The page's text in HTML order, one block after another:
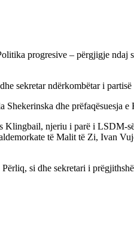
progresive – përgjigje
sekretar ndërkombëtar i
dhe prëfaqësuesja
njeriu i parë i LSDM-
të Malit të Zi, Ivan
si dhe sekretari i